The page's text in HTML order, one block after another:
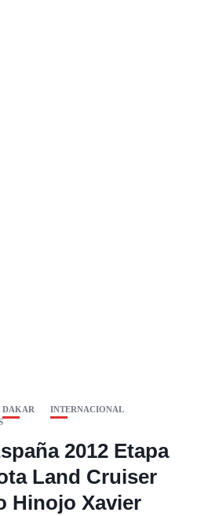
DAKAR
INTERNACIONAL
2012 Etapa
Land Cruiser
Hinojo Xavier